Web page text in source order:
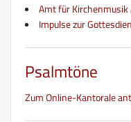
Amt für Kirchenmusik
Impulse zur
Psalmtöne
Zum Online-Kantorale